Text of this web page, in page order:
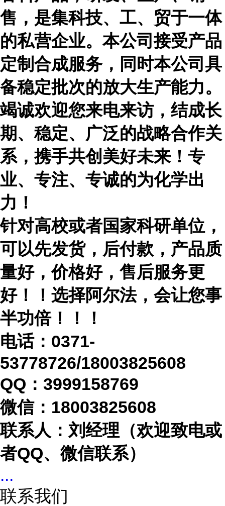
售，是集科技、工、贸于一体
的私营企业。本公司接受产品
定制合成服务，同时本公司具
备稳定批次的放大生产能力。
竭诚欢迎您来电来访，结成长
期、稳定、广泛的战略合作关
系，携手共创美好未来！专
业、专注、专诚的为化学出
力！
针对高校或者国家科研单位，
可以先发货，后付款，产品质
量好，价格好，售后服务更
好！！选择阿尔法，会让您事
半功倍！！！
电话： 0371-
53778726/18003825608
QQ：3999158769
微信： 18003825608
联系人：刘经理（欢迎致电或
者QQ、微信联系）
...
联系我们